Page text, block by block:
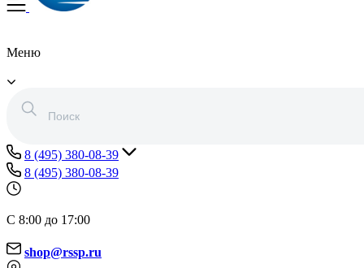
Меню
8 (495) 380-08-39
8 (495) 380-08-39
С 8:00 до 17:00
shop@rssp.ru